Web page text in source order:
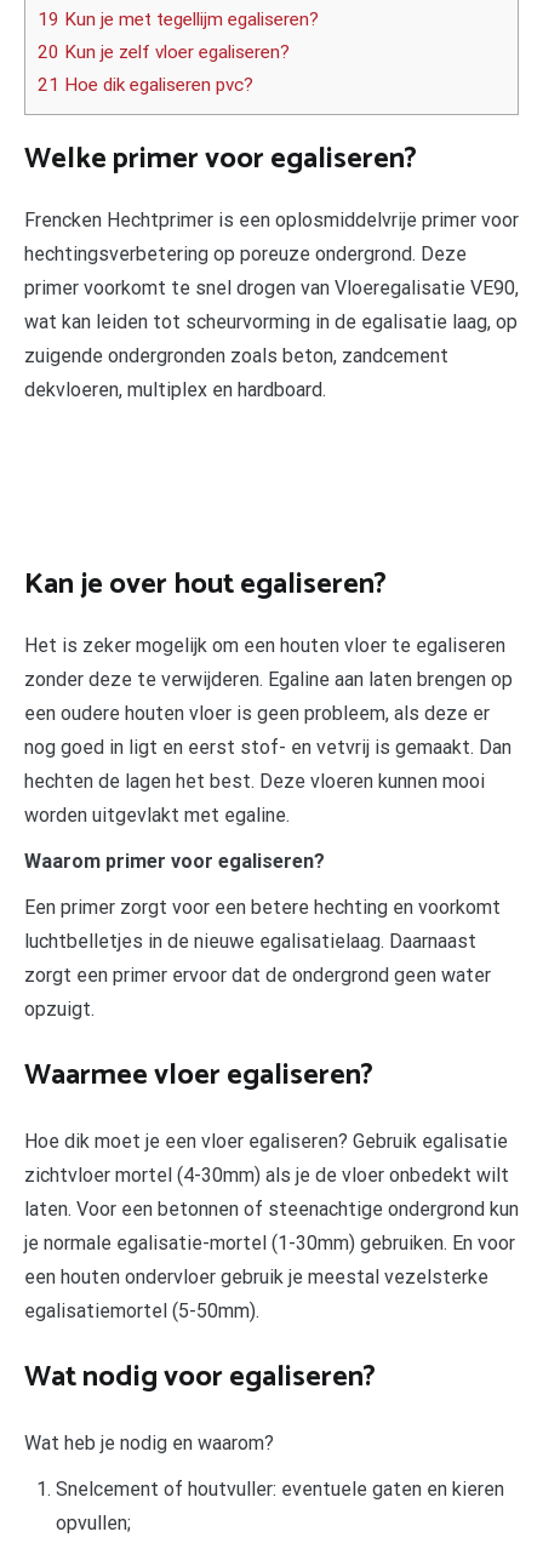
19 Kun je met tegellijm egaliseren?
20 Kun je zelf vloer egaliseren?
21 Hoe dik egaliseren pvc?
Welke primer voor egaliseren?
Frencken Hechtprimer is een oplosmiddelvrije primer voor
hechtingsverbetering op poreuze ondergrond. Deze
primer voorkomt te snel drogen van Vloeregalisatie VE90,
wat kan leiden tot scheurvorming in de egalisatie laag, op
zuigende ondergronden zoals beton, zandcement
dekvloeren, multiplex en hardboard.
Kan je over hout egaliseren?
Het is zeker mogelijk om een houten vloer te egaliseren
zonder deze te verwijderen. Egaline aan laten brengen op
een oudere houten vloer is geen probleem, als deze er
nog goed in ligt en eerst stof- en vetvrij is gemaakt. Dan
hechten de lagen het best. Deze vloeren kunnen mooi
worden uitgevlakt met egaline.
Waarom primer voor egaliseren?
Een primer zorgt voor een betere hechting en voorkomt
luchtbelletjes in de nieuwe egalisatielaag. Daarnaast
zorgt een primer ervoor dat de ondergrond geen water
opzuigt.
Waarmee vloer egaliseren?
Hoe dik moet je een vloer egaliseren? Gebruik egalisatie
zichtvloer mortel (4-30mm) als je de vloer onbedekt wilt
laten. Voor een betonnen of steenachtige ondergrond kun
je normale egalisatie-mortel (1-30mm) gebruiken. En voor
een houten ondervloer gebruik je meestal vezelsterke
egalisatiemortel (5-50mm).
Wat nodig voor egaliseren?
Wat heb je nodig en waarom?
Snelcement of houtvuller: eventuele gaten en kieren
opvullen;